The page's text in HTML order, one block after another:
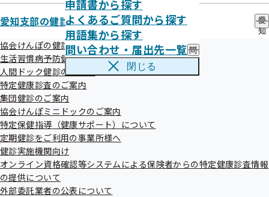
申請書から探す
よくあるご質問から探す
用語集から探す
問い合わせ・届出先一覧 問
い
の
閉じる
愛知支部の健診・保健指導のご案内
愛
知
ご
案
協会けんぽの健診事業について
生活習慣病予防健診のご案内
人間ドック健診のご案内
特定健康診査のご案内
集団健診のご案内
協会けんぽミニドックのご案内
特定保健指導（健康サポート）について
定期健診をご利用の事業所様へ
健診実施機関向け
オンライン資格確認等システムによる保険者からの特定健康診査情報
の提供について
外部委託業者の公表について
事業者健診（定期健診）結果デー
タの取得勧奨業務の外部委託につ
いて
全国健康保険協会愛知支部（協会けんぽ愛知支部）では、加
入者の健康の保持増進及び健康意識の向上と生活習慣病の発
症・重症化の予防を図ることを目的として、
健診の推進、また、高齢者医療の確保に関する法律に基づい
た事業者健診（定期健診）結果データの取得に取り組んでい
ます。